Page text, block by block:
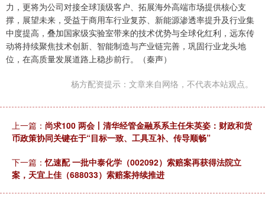
力，更将为公司对接全球顶级客户、拓展海外高端市场提供核心支
撑，展望未来，受益于商用车行业复苏、新能源渗透率提升及行业集
中度提高，叠加国家级实验室带来的技术优势与全球化红利，远东传
动将持续聚焦技术创新、智能制造与产业链完善，巩固行业龙头地
位，在高质量发展道路上稳步前行。（秦声）
杨方配资提示：文章来自网络，不代表本站观点。
上一篇： 尚求100 两会丨清华经管金融系系主任朱英姿：财政和货
币政策协同关键在于“目标一致、工具互补、传导顺畅”
下一篇：忆速配 一批中泰化学（002092）索赔案再获得法院立
案，天宜上佳（688033）索赔案持续推进